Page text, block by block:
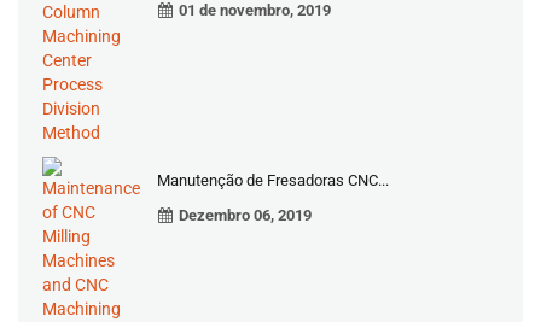
01 de novembro, 2019
Manutenção de Fresadoras CNC...
Dezembro 06, 2019